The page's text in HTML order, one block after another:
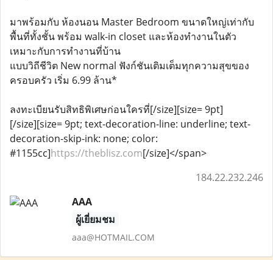
มาพร้อมกับ ห้องนอน Master Bedroom ขนาดใหญ่เท่ากับ
พื้นที่ทั้งชั้น พร้อม walk-in closet และห้องทํางานในตัว
เหมาะกับการทำงานที่บ้าน
แบบวิถีชีวิต New normal ฟังก์ชันเติมเต็มทุกความสุขของ
ครอบครัว เริ่ม 6.99 ล้าน*
ลงทะเบียนรับสิทธิพิเศษก่อนใครที่[/size][size= 9pt]
[/size][size= 9pt; text-decoration-line: underline; text-
decoration-skip-ink: none; color:
#1155cc]https://theblisz.com[/size]</span>
184.22.232.246
AAA
ผู้เยี่ยมชม
aaa@HOTMAIL.COM